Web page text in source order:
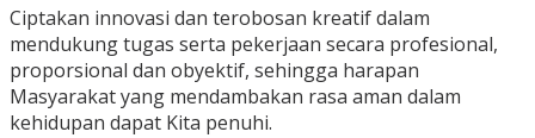
Ciptakan innovasi dan terobosan kreatif dalam
mendukung tugas serta pekerjaan secara profesional,
proporsional dan obyektif, sehingga harapan
Masyarakat yang mendambakan rasa aman dalam
kehidupan dapat Kita penuhi.